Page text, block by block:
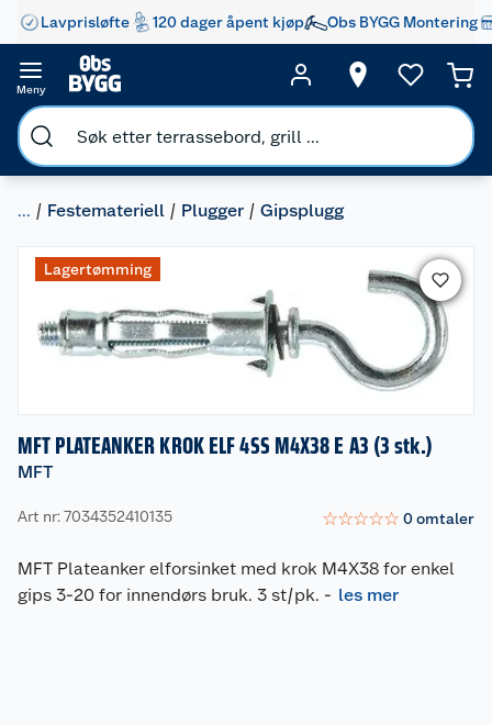
Lavprisløfte 120 dager åpent kjøp Obs BYGG Montering
Meny
... Festemateriell Plugger Gipsplugg
Lagertømming
MFT PLATEANKER KROK ELF 4SS M4X38 E A3 (3 stk.)
MFT
Art nr: 7034352410135 ☆☆☆☆☆ 0omtaler
MFT Plateanker elforsinket med krok M4X38 for enkel
gips 3-20 for innendørs bruk. 3 st/pk. - les mer